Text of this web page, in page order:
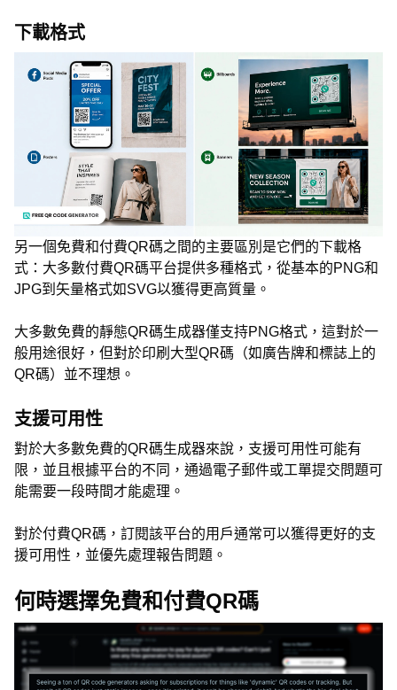
下載格式
另一個免費和付費QR碼之間的主要區別是它們的下載格
式：大多數付費QR碼平台提供多種格式，從基本的PNG和
JPG到矢量格式如SVG以獲得更高質量。
大多數免費的靜態QR碼生成器僅支持PNG格式，這對於一
般用途很好，但對於印刷大型QR碼（如廣告牌和標誌上的
QR碼）並不理想。
支援可用性
對於大多數免費的QR碼生成器來說，支援可用性可能有
限，並且根據平台的不同，通過電子郵件或工單提交問題可
能需要一段時間才能處理。
對於付費QR碼，訂閱該平台的用戶通常可以獲得更好的支
援可用性，並優先處理報告問題。
何時選擇免費和付費QR碼